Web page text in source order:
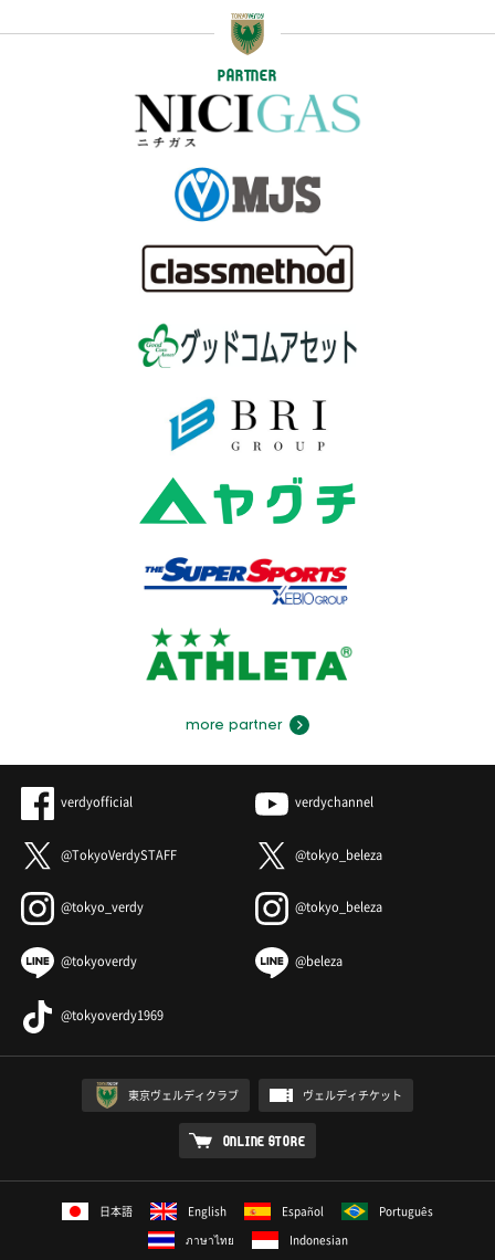
PARTNER
more partner
verdyofficial verdychannel
@TokyoVerdySTAFF @tokyo_beleza
@tokyo_verdy @tokyo_beleza
@tokyoverdy @beleza
@tokyoverdy1969
東京ヴェルディクラブ ヴェルディチケット
ONLINE STORE
日本語 English Español
Português
ภาษาไทย
Indonesian